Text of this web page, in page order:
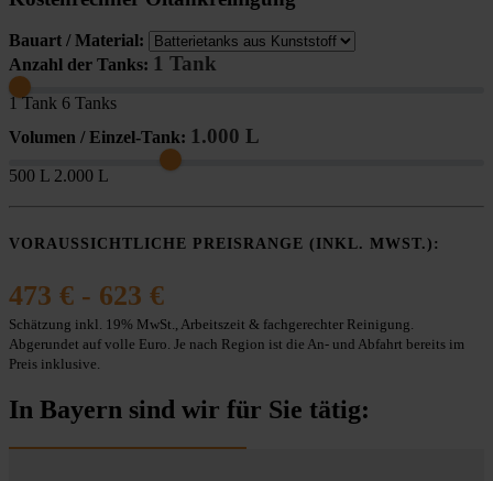
Bauart / Material:
Anzahl der Tanks: 1 Tank
1 Tank 6 Tanks
Volumen / Einzel-Tank: 1.000 L
500 L 2.000 L
VORAUSSICHTLICHE PREISRANGE (INKL. MWST.):
473 € - 623 €
Schätzung inkl. 19% MwSt., Arbeitszeit & fachgerechter Reinigung.
Abgerundet auf volle Euro. Je nach Region ist die An- und Abfahrt bereits im
Preis inklusive.
In Bayern sind wir für Sie tätig: